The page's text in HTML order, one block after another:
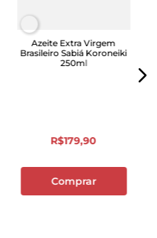
Azeite Extra Virgem
Brasileiro Sabiá Koroneiki
250ml
R$179,90
Comprar